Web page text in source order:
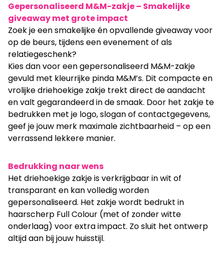
Gepersonaliseerd M&M-zakje – Smakelijke
giveaway met grote impact
Zoek je een smakelijke én opvallende giveaway voor
op de beurs, tijdens een evenement of als
relatiegeschenk?
Kies dan voor een gepersonaliseerd M&M-zakje
gevuld met kleurrijke pinda M&M’s. Dit compacte en
vrolijke driehoekige zakje trekt direct de aandacht
en valt gegarandeerd in de smaak. Door het zakje te
bedrukken met je logo, slogan of contactgegevens,
geef je jouw merk maximale zichtbaarheid – op een
verrassend lekkere manier.
Bedrukking naar wens
Het driehoekige zakje is verkrijgbaar in wit of
transparant en kan volledig worden
gepersonaliseerd. Het zakje wordt bedrukt in
haarscherp Full Colour (met of zonder witte
onderlaag) voor extra impact. Zo sluit het ontwerp
altijd aan bij jouw huisstijl.